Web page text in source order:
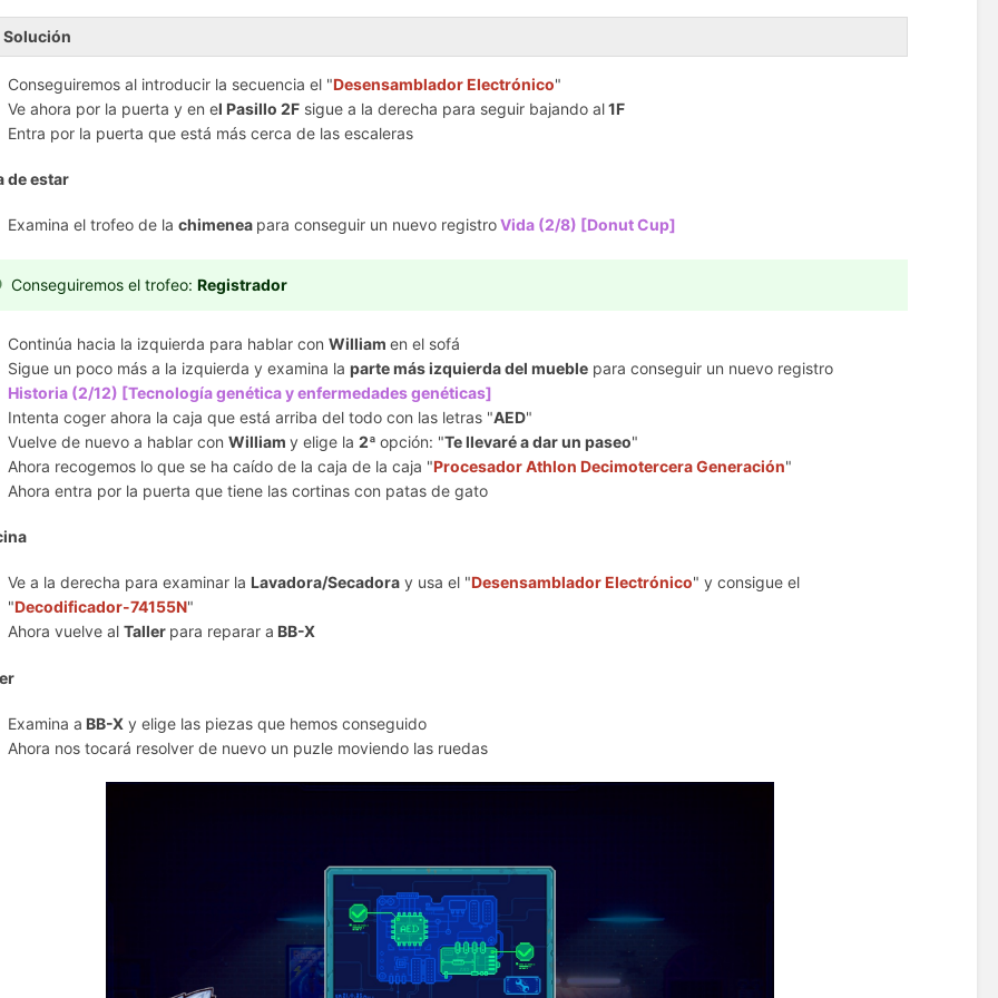
Solución
Conseguiremos al introducir la secuencia el "Desensamblador Electrónico"
Ve ahora por la puerta y en el Pasillo 2F sigue a la derecha para seguir bajando al1F
Entra por la puerta que está más cerca de las escaleras
de estar
Examina el trofeo de lachimenea para conseguir un nuevo registroVida (2/8) [Donut Cup]
Conseguiremos el trofeo:Registrador
Continúa hacia la izquierda para hablar conWilliamen el sofá
Sigue un poco más a la izquierda y examina laparte más izquierda del mueble para conseguir un nuevo registro
Historia (2/12) [Tecnología genética y enfermedades genéticas]
Intenta coger ahora la caja que está arriba del todo con las letras "AED"
Vuelve de nuevo a hablar conWilliamy elige la2ªopción: "Te llevaré a dar un paseo"
Ahora recogemos lo que se ha caído de la caja de la caja "Procesador Athlon Decimotercera Generación"
Ahora entra por la puerta que tiene las cortinas con patas de gato
Ve a la derecha para examinar la Lavadora/Secadora y usa el "Desensamblador Electrónico" y consigue el
"Decodificador-74155N"
Ahora vuelve alTaller para reparar a BB-X
Examina a BB-X y elige las piezas que hemos conseguido
Ahora nos tocará resolver de nuevo un puzle moviendo las ruedas